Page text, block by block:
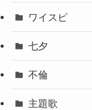
ワイスピ
七夕
不倫
主題歌